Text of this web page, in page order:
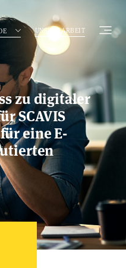
UNSERE ARBEIT
zu digitaler
SCAVIS
eine E-